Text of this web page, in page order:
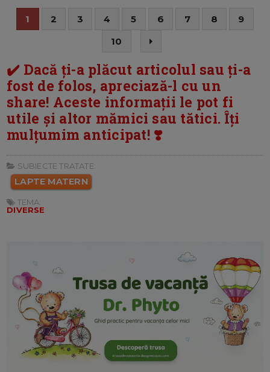
1 2 3 4 5 6 7 8
9
10
✔️ Dacă ți-a plăcut articolul sau ți-a
fost de folos, apreciază-l cu un
share! Aceste informații le pot fi
utile și altor mămici sau tătici. Îți
mulțumim anticipat! ❣️
SUBIECTE TRATATE:
LAPTE MATERN
TEMA:
DIVERSE